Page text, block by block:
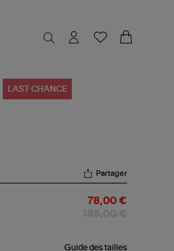
LAST CHANCE
Partager
78,00 €
Guide des tailles